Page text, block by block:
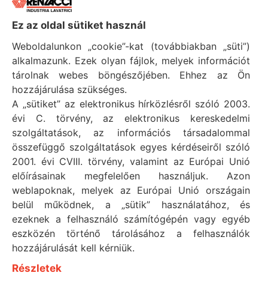
HASZNOS INFORMÁCIÓK
Adatkezelési tájékoztató
Általános Szerződési Feltételek
Impresszum
Süti tájékoztató
MENÜ
Megoldások
Szolgáltatások
Termékeink
Érdekel a Renzacci
Ez az oldal sütiket használ
Weboldalunkon „cookie”-kat (továbbiakban „süti”)
alkalmazunk. Ezek olyan fájlok, melyek információt
tárolnak webes böngészőjében. Ehhez az Ön
hozzájárulása szükséges.
A „sütiket” az elektronikus hírközlésről szóló 2003.
évi C. törvény, az elektronikus kereskedelmi
szolgáltatások, az információs társadalommal
összefüggő szolgáltatások egyes kérdéseiről szóló
2001. évi CVIII. törvény, valamint az Európai Unió
előírásainak megfelelően használjuk. Azon
weblapoknak, melyek az Európai Unió országain
belül működnek, a „sütik” használatához, és
ezeknek a felhasználó számítógépén vagy egyéb
eszközén történő tárolásához a felhasználók
hozzájárulását kell kérniük.
Részletek